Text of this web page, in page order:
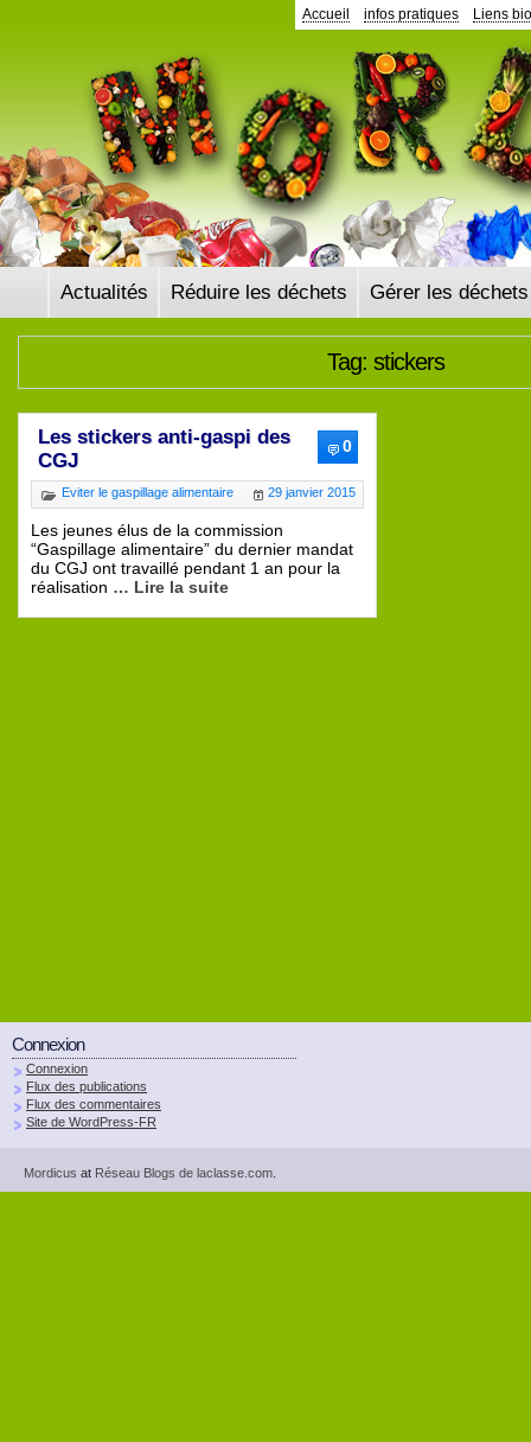
Accueil infos pratiques Liens
Actualités Réduire les déchets Gérer les déchets
Tag: stickers
0
Les stickers anti-gaspi des
CGJ
29 janvier 2015
Eviter le gaspillage alimentaire
Les jeunes élus de la commission
“Gaspillage alimentaire” du dernier mandat
du CGJ ont travaillé pendant 1 an pour la
réalisation … Lire la suite
Connexion
Connexion
Flux des publications
Flux des commentaires
Site de WordPress-FR
Mordicus at Réseau Blogs de laclasse.com